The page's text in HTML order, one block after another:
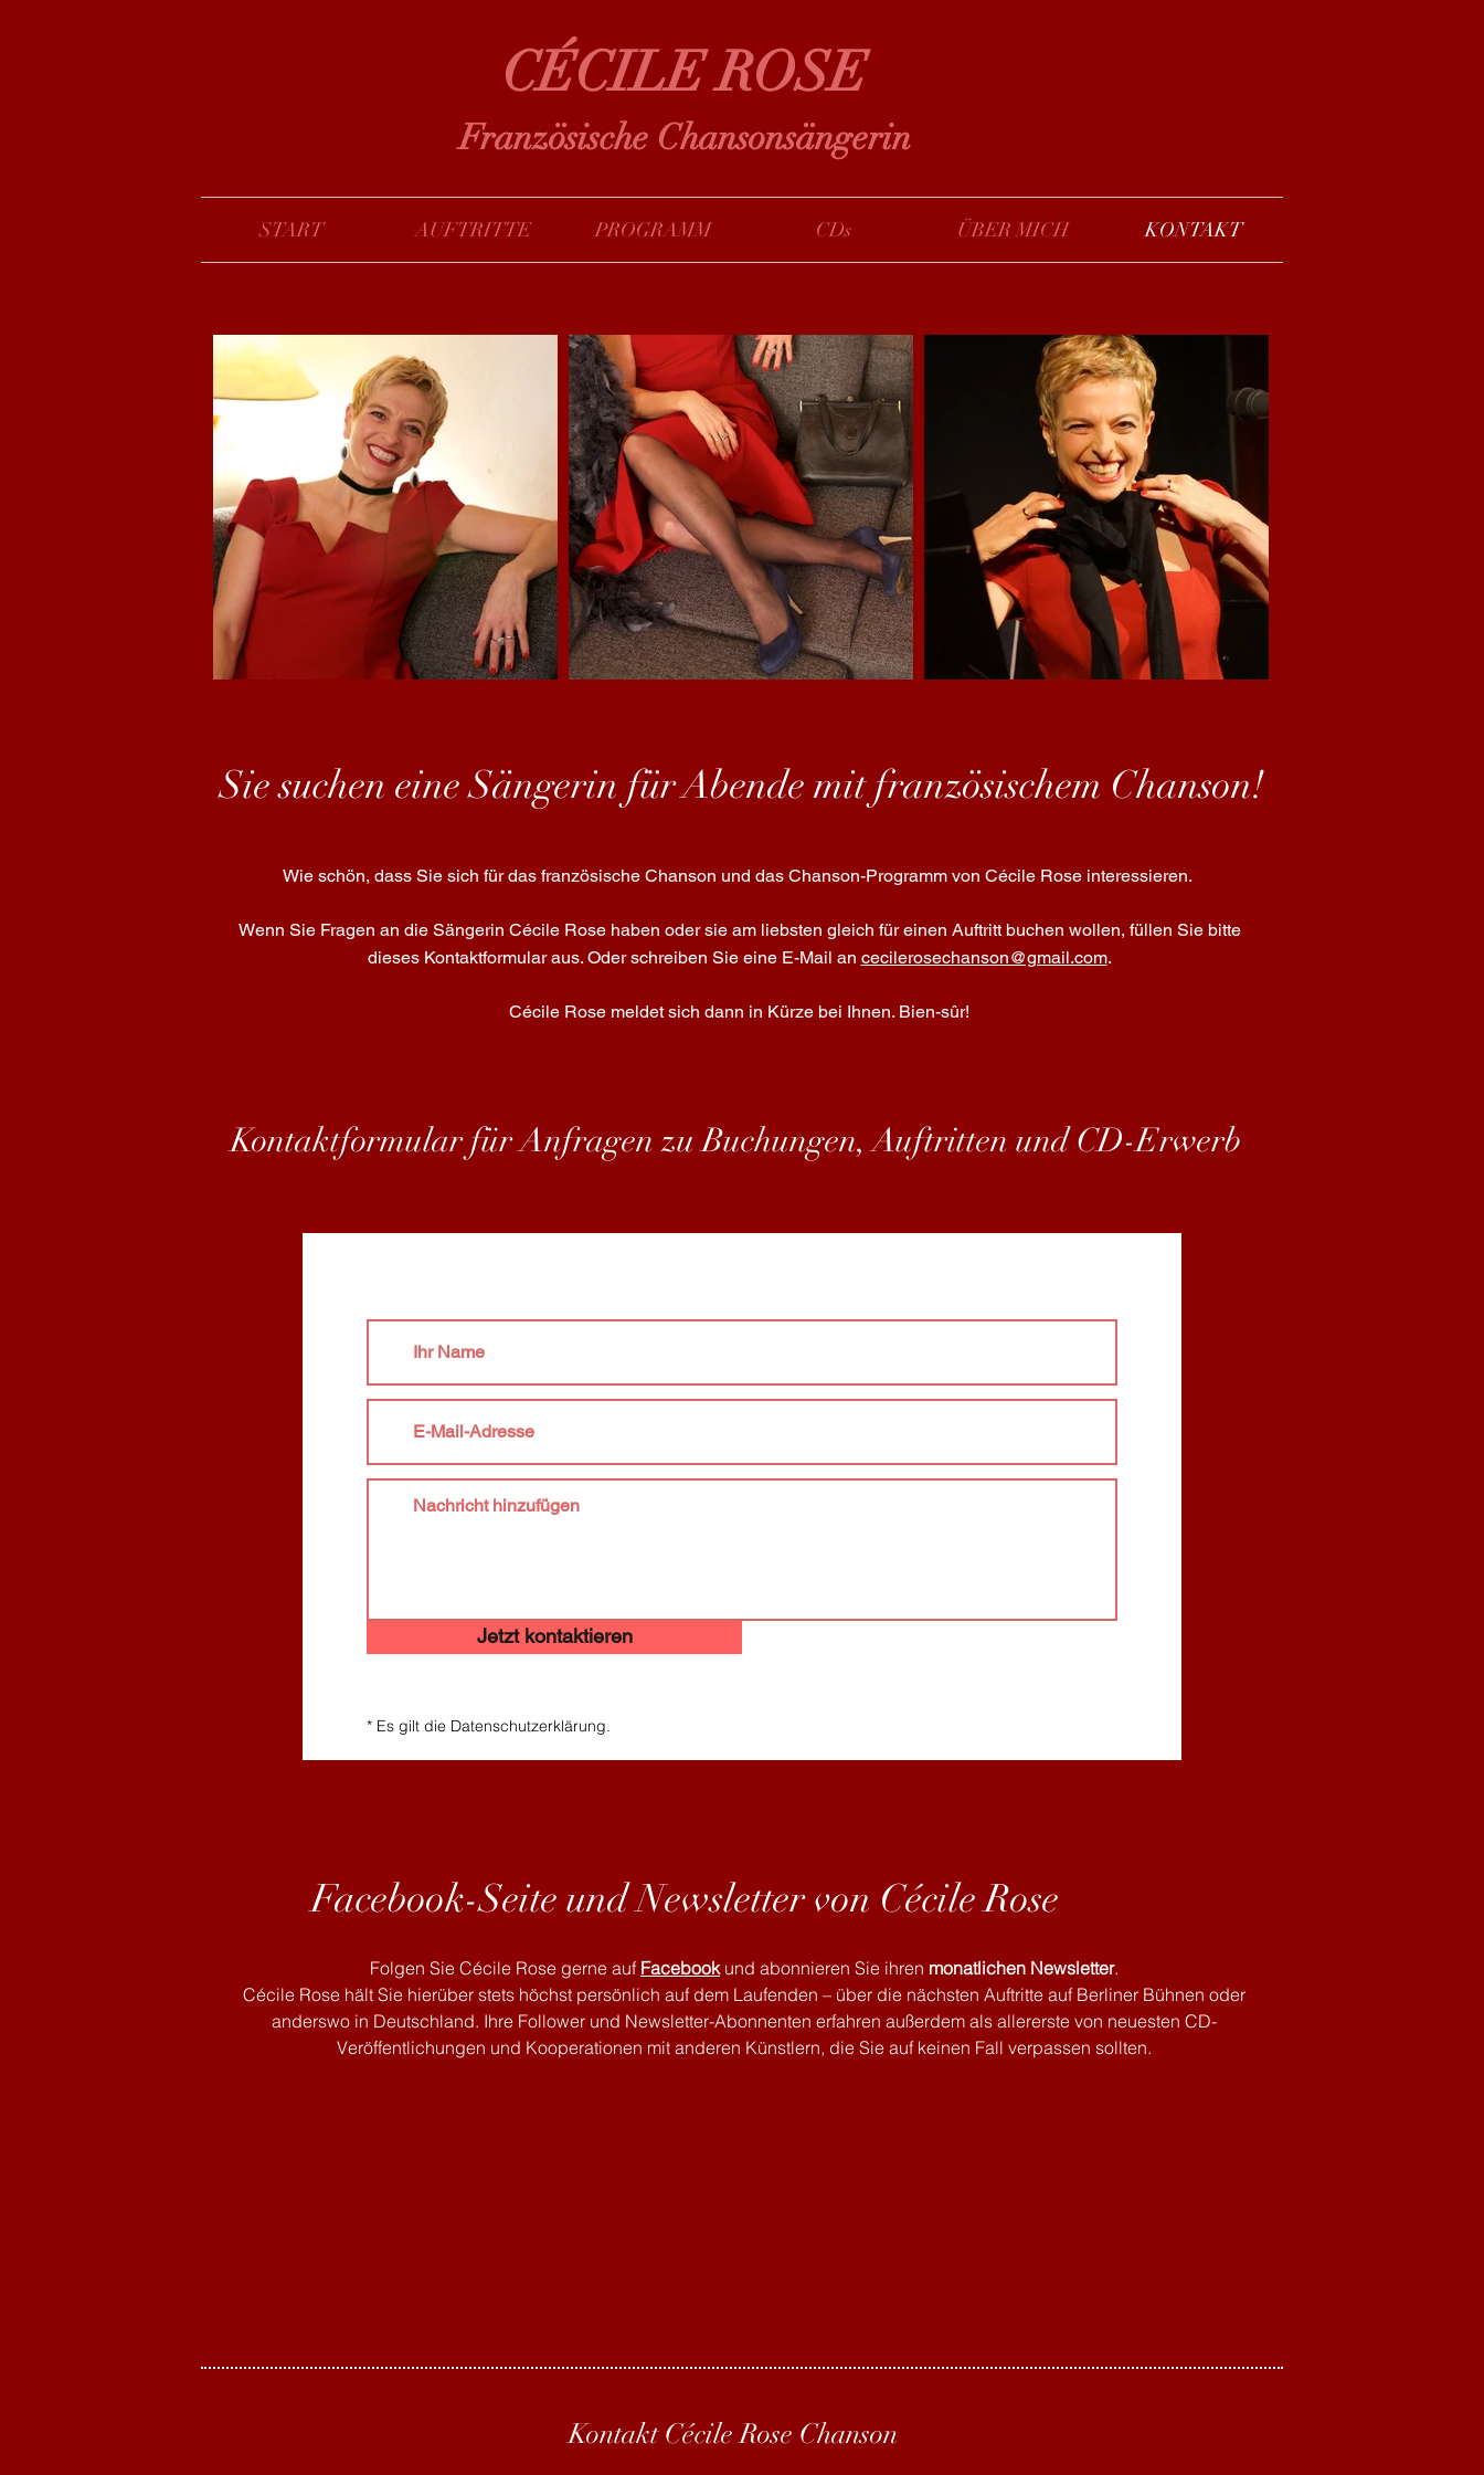
​CÉCILE ROSE
Französische Chansonsängerin
START AUFTRITTE PROGRAMM CDs ÜBER MICH KONTAKT
Sie suchen eine Sängerin für Abende mit französischem Chanson!
Wie schön, dass Sie sich für das französische Chanson und das Chanson-Programm von Cécile Rose interessieren.
Wenn Sie Fragen an die Sängerin Cécile Rose haben oder sie am liebsten gleich für einen Auftritt buchen wollen, füllen Sie bitte
dieses Kontaktformular aus. Oder schreiben Sie eine E-Mail an cecilerosechanson@gmail.com.
Cécile Rose meldet sich dann in Kürze bei Ihnen. Bien-sûr!
Kontaktformular für Anfragen zu Buchungen, Auftritten und CD-Erwerb
Jetzt kontaktieren
* Es gilt die Datenschutzerklärung.
Facebook-Seite und Newsletter von Cécile Rose
Folgen Sie Cécile Rose gerne auf Facebook und abonnieren Sie ihren monatlichen Newsletter.
Cécile Rose hält Sie hierüber stets höchst persönlich auf dem Laufenden – über die nächsten Auftritte auf Berliner Bühnen oder
anderswo in Deutschland. Ihre Follower und Newsletter-Abonnenten erfahren außerdem als allererste von neuesten CD-
Veröffentlichungen und Kooperationen mit anderen Künstlern, die Sie auf keinen Fall verpassen sollten.
Kontakt Cécile Rose Chanson